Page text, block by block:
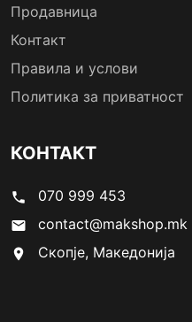
Продавница
Контакт
Правила и услови
Политика за приватност
КОНТАКТ
phone 070 999 453
email contact@makshop.mk
location_on Скопје, Македонија